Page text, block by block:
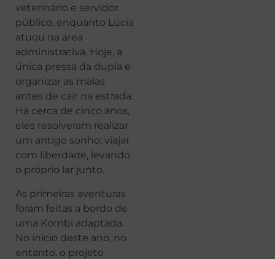
veterinário e servidor
público, enquanto Lúcia
atuou na área
administrativa. Hoje, a
única pressa da dupla é
organizar as malas
antes de cair na estrada.
Há cerca de cinco anos,
eles resolveram realizar
um antigo sonho: viajar
com liberdade, levando
o próprio lar junto.
As primeiras aventuras
foram feitas a bordo de
uma Kombi adaptada.
No início deste ano, no
entanto, o projeto